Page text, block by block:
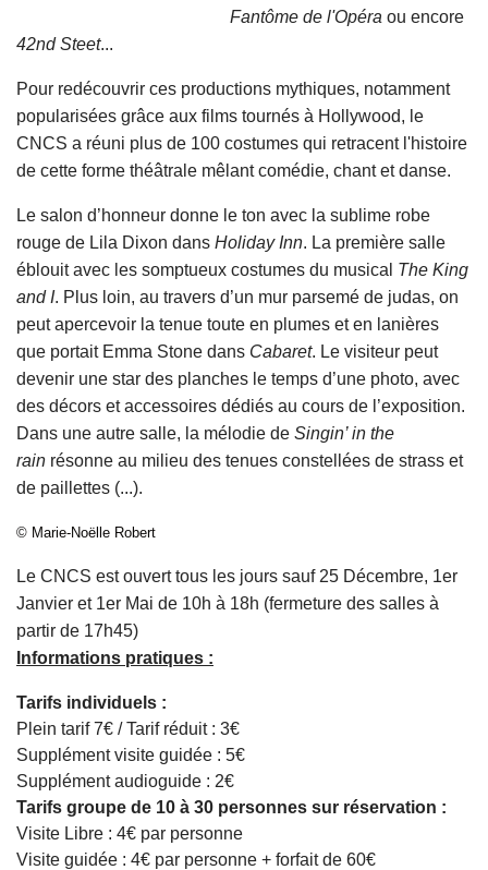
Fantôme de l'Opéra ou encore
42nd Steet...
Pour redécouvrir ces productions mythiques, notamment
popularisées grâce aux films tournés à Hollywood, le
CNCS a réuni plus de 100 costumes qui retracent l'histoire
de cette forme théâtrale mêlant comédie, chant et danse.
Le salon d’honneur donne le ton avec la sublime robe
rouge de Lila Dixon dans Holiday Inn. La première salle
éblouit avec les somptueux costumes du musical The King
and I. Plus loin, au travers d’un mur parsemé de judas, on
peut apercevoir la tenue toute en plumes et en lanières
que portait Emma Stone dans Cabaret. Le visiteur peut
devenir une star des planches le temps d’une photo, avec
des décors et accessoires dédiés au cours de l’exposition.
Dans une autre salle, la mélodie de Singin’ in the
rain résonne au milieu des tenues constellées de strass et
de paillettes (...).
© Marie-Noëlle Robert
Le CNCS est ouvert tous les jours sauf 25 Décembre, 1er
Janvier et 1er Mai de 10h à 18h (fermeture des salles à
partir de 17h45)
Informations pratiques :
Tarifs individuels :
Plein tarif 7€ / Tarif réduit : 3€
Supplément visite guidée : 5€
Supplément audioguide : 2€
Tarifs groupe de 10 à 30 personnes sur réservation :
Visite Libre : 4€ par personne
Visite guidée : 4€ par personne + forfait de 60€